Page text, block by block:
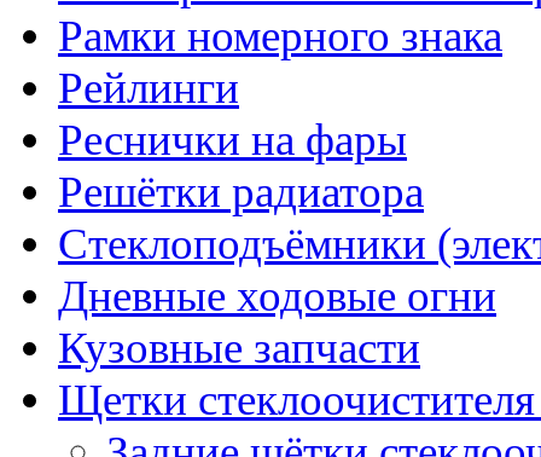
Рамки номерного знака
Рейлинги
Реснички на фары
Решётки радиатора
Стеклоподъёмники
Дневные ходовые огни
Кузовные запчасти
Щетки